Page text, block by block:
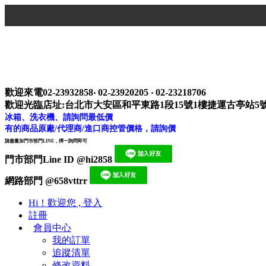
歡迎來電02-23932858‧ 02-23920205 ‧ 02-23218706
歡迎光臨店址:台北市大安區和平東路1段15號1樓捷運古亭站5
冰箱、洗衣機、請詢問最低價
有的商品原廠/代理商/進口商控管價格，請詢價
請盡量加門市部門LINE，擇一詢問即可
門市部門Line ID @hi2858
網路部門 @658vttrr
Hi！歡迎您 , 登入
註冊
會員中心
我的訂單
追蹤清單